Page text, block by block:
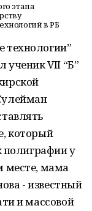
этапа
в РБ
технологии”
ученик VII “Б”
который
полиграфии у
месте, мама
- известный
и массовой